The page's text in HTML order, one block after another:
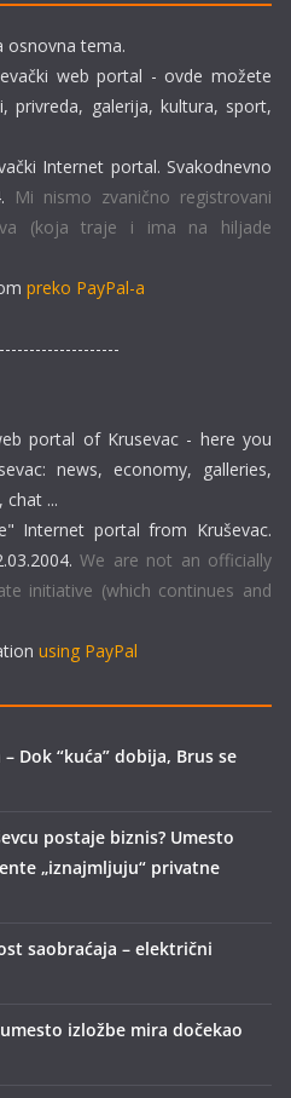
osnovna tema.
web portal - ovde možete
privreda, galerija, kultura, sport,
Internet portal. Svakodnevno
Mi nismo zvanično registrovani
(koja traje i ima na hiljade
preko PayPal-a
portal of Krusevac - here you
news, economy, galleries,
chat ...
Internet portal from Kruševac.
We are not an officially
initiative (which continues and
using PayPal
Dok “kuća” dobija, Brus se
postaje biznis? Umesto
„iznajmljuju“ privatne
saobraćaja – električni
izložbe mira dočekao